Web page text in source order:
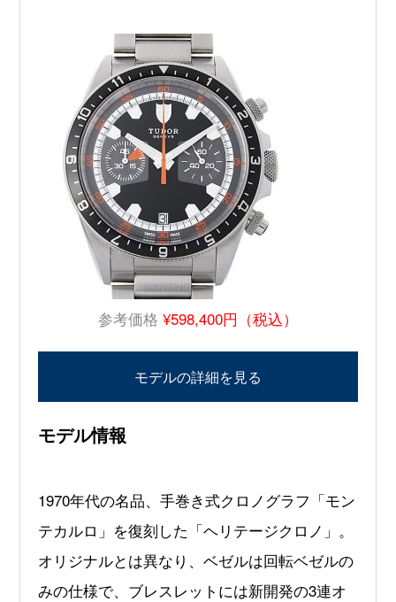
参考価格 ¥598,400円（税込）
モデルの詳細を見る
モデル情報
1970年代の名品、手巻き式クロノグラフ「モン
テカルロ」を復刻した「ヘリテージクロノ」。
オリジナルとは異なり、ベゼルは回転ベゼルの
みの仕様で、ブレスレットには新開発の3連オ